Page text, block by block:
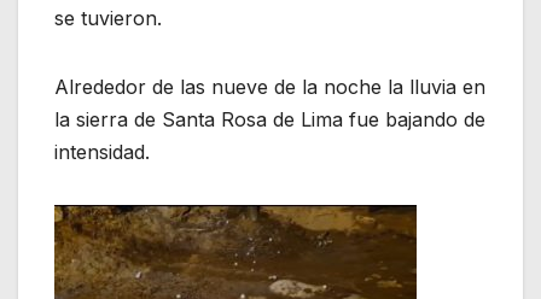
se tuvieron.
Alrededor de las nueve de la noche la lluvia en
la sierra de Santa Rosa de Lima fue bajando de
intensidad.